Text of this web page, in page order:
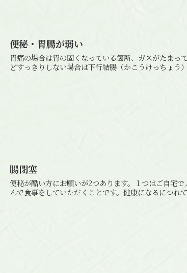
便秘・胃腸が弱い
胃痛の場合は胃の固くなっている箇所、ガスがたま
どすっきりしない場合は下行結腸（かこうけっちょう
腸閉塞
便秘が酷い方にお願いが2つあります。１つはご自宅
んで食事をしていただくことです。健康になるにつれ